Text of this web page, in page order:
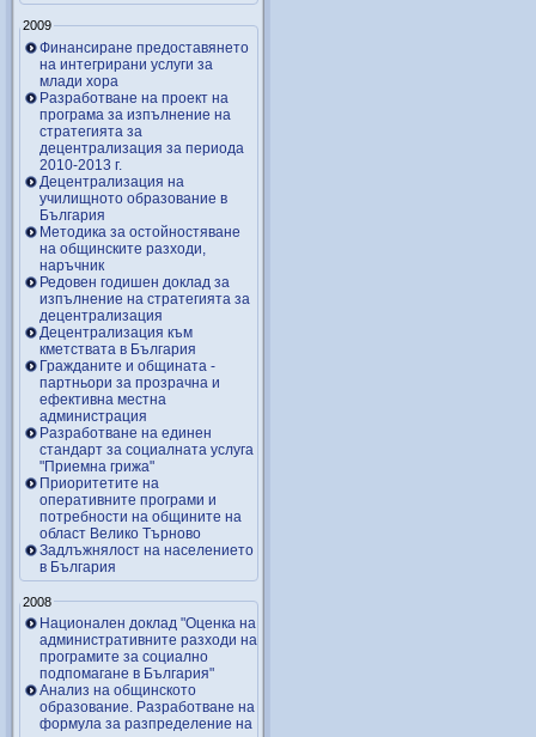
2009
Финансиране предоставянето
на интегрирани услуги за
млади хора
Разработване на проект на
програма за изпълнение на
стратегията за
децентрализация за периода
2010-2013 г.
Децентрализация на
училищното образование в
България
Методика за остойностяване
на общинските разходи,
наръчник
Редовен годишен доклад за
изпълнение на стратегията за
децентрализация
Децентрализация към
кметствата в България
Гражданите и общината -
партньори за прозрачна и
ефективна местна
администрация
Разработване на единен
стандарт за социалната услуга
"Приемна грижа"
Приоритетите на
оперативните програми и
потребности на общините на
област Велико Търново
Задлъжнялост на населението
в България
2008
Национален доклад "Оценка на
административните разходи на
програмите за социално
подпомагане в България"
Анализ на общинското
образование. Разработване на
формула за разпределение на